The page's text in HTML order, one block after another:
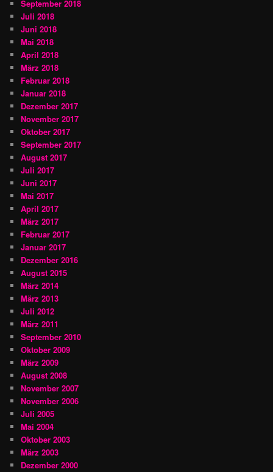
September 2018
Juli 2018
Juni 2018
Mai 2018
April 2018
März 2018
Februar 2018
Januar 2018
Dezember 2017
November 2017
Oktober 2017
September 2017
August 2017
Juli 2017
Juni 2017
Mai 2017
April 2017
März 2017
Februar 2017
Januar 2017
Dezember 2016
August 2015
März 2014
März 2013
Juli 2012
März 2011
September 2010
Oktober 2009
März 2009
August 2008
November 2007
November 2006
Juli 2005
Mai 2004
Oktober 2003
März 2003
Dezember 2000